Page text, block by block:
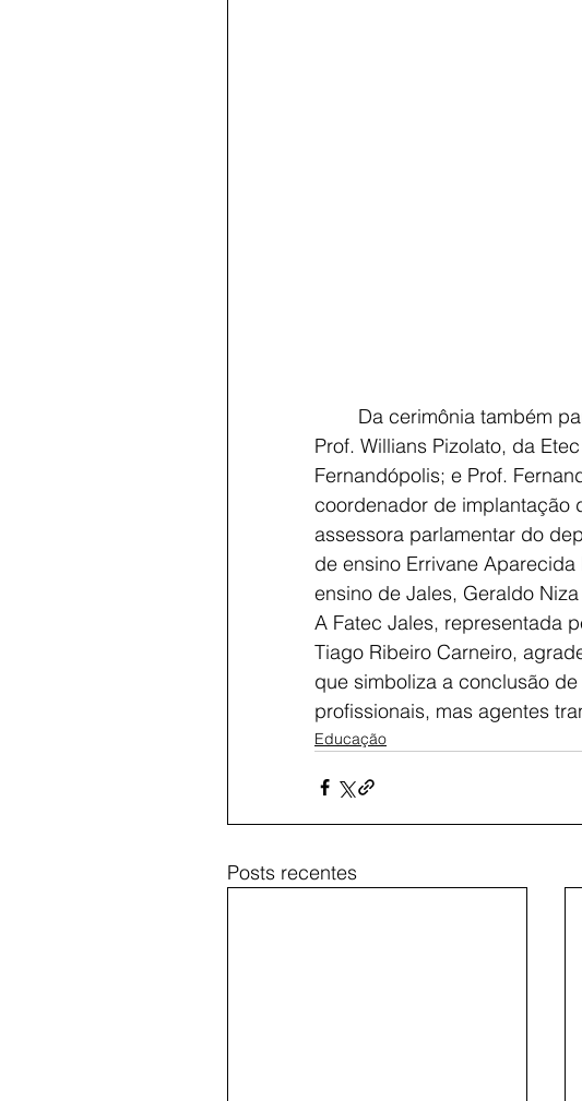
Prof. Willians Pizolato, da
Fernandópolis; e Prof.
coordenador de implantação
assessora parlamentar do
de ensino Errivane
ensino de Jales, Geraldo
A Fatec Jales, representada
Tiago Ribeiro Carneiro,
que simboliza a conclusão
profissionais, mas agentes
Educação
Posts recentes